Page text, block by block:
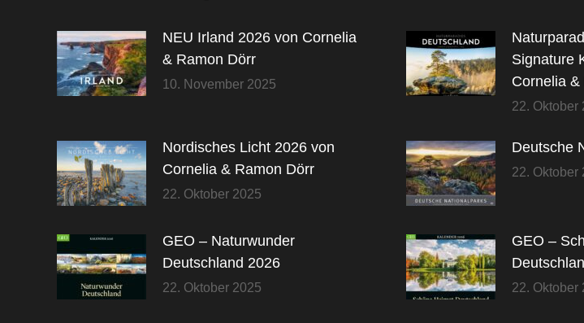
NEU Irland 2026 von Cornelia
& Ramon Dörr
10. November 2025
Signature
Cornelia
22. Oktober
Nordisches Licht 2026 von
Cornelia & Ramon Dörr
22. Oktober 2025
Deutsche
22. Oktober
GEO – Naturwunder
Deutschland 2026
22. Oktober 2025
GEO –
22. Oktober